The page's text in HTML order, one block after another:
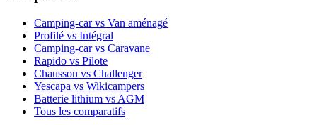
Camping-car vs Van aménagé
Profilé vs Intégral
Camping-car vs Caravane
Rapido vs Pilote
Chausson vs Challenger
Yescapa vs Wikicampers
Batterie lithium vs AGM
Tous les comparatifs